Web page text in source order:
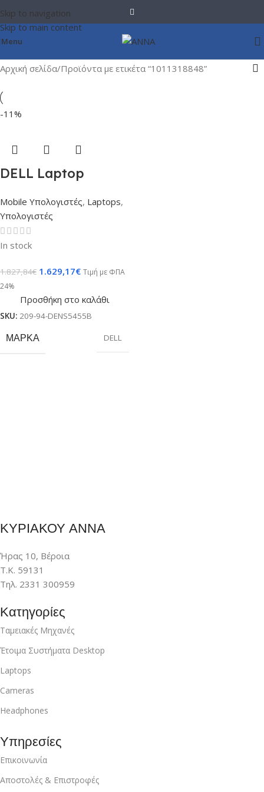
Skip to navigation
Skip to main content
Menu
Αρχική σελίδα Προϊόντα με ετικέτα “1011318848”
-11%
DELL Laptop
FHD/Snapdragon X
Plus X1P-64-
100/16GB/512GB
Adreno/Win 11
Pro/3Y Prosupport
NBD
Mobile Υπολογιστές, Laptops,
Υπολογιστές
In stock
1.827,84€ 1.629,17€ Τιμή με ΦΠΑ
24%
Προσθήκη στο καλάθι
SKU: 209-94-DENS5455B
ΜΆΡΚΑ DELL
ΚΥΡΙΑΚΟΥ ΑΝΝΑ
Ήρας 10, Βέροια
Τ.Κ. 59131
Τηλ. 2331 300959
Κατηγορίες
Ταμειακές Μηχανές
Έτοιμα Συστήματα Desktop
Laptops
Cameras
Headphones
Υπηρεσίες
Επικοινωνία
Αποστολές & Επιστροφές